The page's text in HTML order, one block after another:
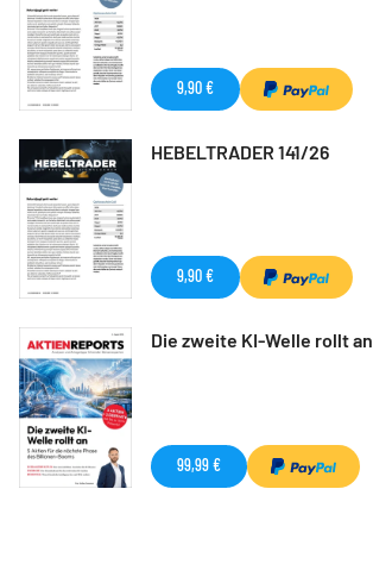
9,90 €
HEBELTRADER 141/26
9,90 €
Die zweite KI-Welle rollt an
99,99 €